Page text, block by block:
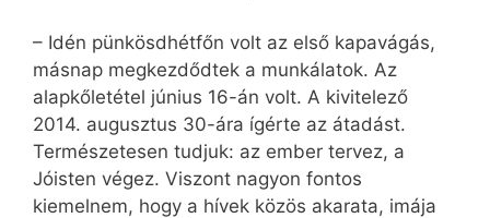
– Idén pünkösdhétfőn volt az első kapavágás,
másnap megkezdődtek a munkálatok. Az
alapkőletétel június 16-án volt. A kivitelező
2014. augusztus 30-ára ígérte az átadást.
Természetesen tudjuk: az ember tervez, a
Jóisten végez. Viszont nagyon fontos
kiemelnem, hogy a hívek közös akarata, imája